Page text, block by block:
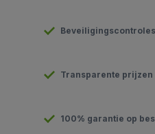
Transparente prijzen
100% garantie op